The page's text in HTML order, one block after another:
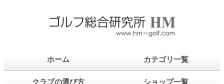
ホーム カテゴリ一覧
クラブの選び方 ショップ一覧